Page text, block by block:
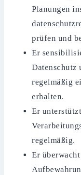
Planungen
prüfen und
Er
Datenschutz
regelmäßig
erhalten.
Er
regelmäßig.
Er